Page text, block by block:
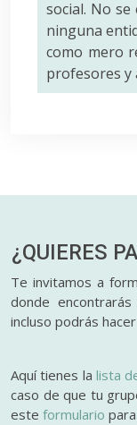
social. No
ninguna
como mero
profesores y
¿QUIERES
Te invitamos a
donde
incluso podrás
Aquí tienes lalista
caso de que tu
este formulario